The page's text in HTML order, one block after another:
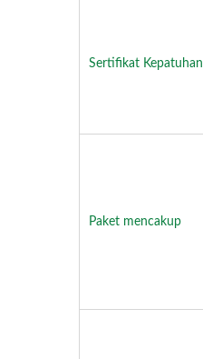
Sertifikat Kepatuhan
Paket mencakup